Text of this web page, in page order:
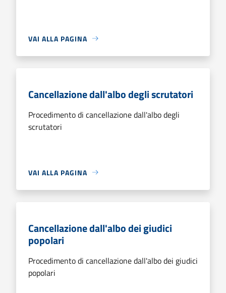
VAI ALLA PAGINA
Cancellazione dall'albo degli scrutatori
Procedimento di cancellazione dall'albo degli
scrutatori
VAI ALLA PAGINA
Cancellazione dall'albo dei giudici
popolari
Procedimento di cancellazione dall'albo dei giudici
popolari